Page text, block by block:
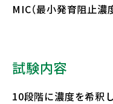
MIC（最小発育阻止濃
試験内容
10段階に濃度を希釈